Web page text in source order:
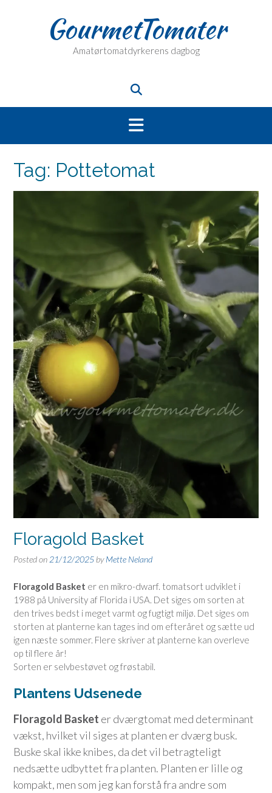
GourmetTomater
Amatørtomatdyrkerens dagbog
Tag: Pottetomat
Floragold Basket
Posted on 21/12/2025 byMette Neland
Floragold Basket er en mikro-dwarf. tomatsort udviklet i
1988 på University af Florida i USA. Det siges om sorten at
den trives bedst i meget varmt og fugtigt miljø. Det siges om
storten at planterne kan tages ind om efteråret og sætte ud
igen næste sommer. Flere skriver at planterne kan overleve
op til flere år!
Sorten er selvbestøvet og frøstabil.
Plantens Udsenede
Floragold Basket er dværgtomat med determinant
vækst, hvilket vil siges at planten er dværg busk.
Buske skal ikke knibes, da det vil betragteligt
nedsætte udbyttet fra planten. Planten er lille og
kompakt, men som jeg kan forstå fra andre som